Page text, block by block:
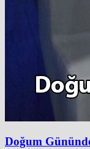
Doğum